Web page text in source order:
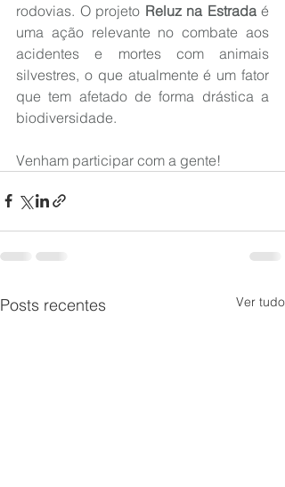
rodovias. O projeto Reluz na Estrada é
uma ação relevante no combate aos
acidentes e mortes com animais
silvestres, o que atualmente é um fator
que tem afetado de forma drástica a
biodiversidade.
Venham participar com a gente!
Posts recentes Ver tudo